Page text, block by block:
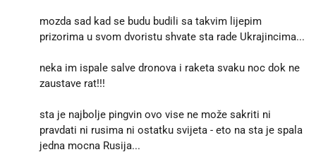
mozda sad kad se budu budili sa takvim lijepim
prizorima u svom dvoristu shvate sta rade Ukrajincima...
neka im ispale salve dronova i raketa svaku noc dok ne
zaustave rat!!!
sta je najbolje pingvin ovo vise ne može sakriti ni
pravdati ni rusima ni ostatku svijeta - eto na sta je spala
jedna mocna Rusija...